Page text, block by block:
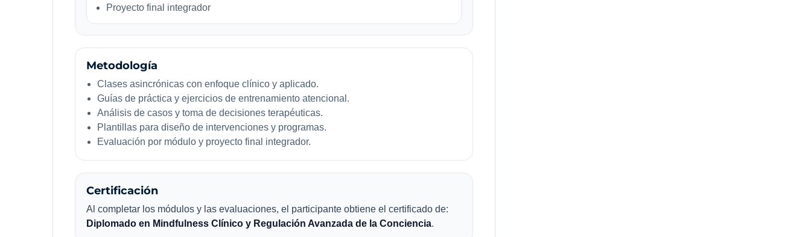
Proyecto final integrador
Metodología
Clases asincrónicas con enfoque clínico y aplicado.
Guías de práctica y ejercicios de entrenamiento atencional.
Análisis de casos y toma de decisiones terapéuticas.
Plantillas para diseño de intervenciones y programas.
Evaluación por módulo y proyecto final integrador.
Certificación
Al completar los módulos y las evaluaciones, el participante obtiene el certificado de:
Diplomado en Mindfulness Clínico y Regulación Avanzada de la Conciencia.